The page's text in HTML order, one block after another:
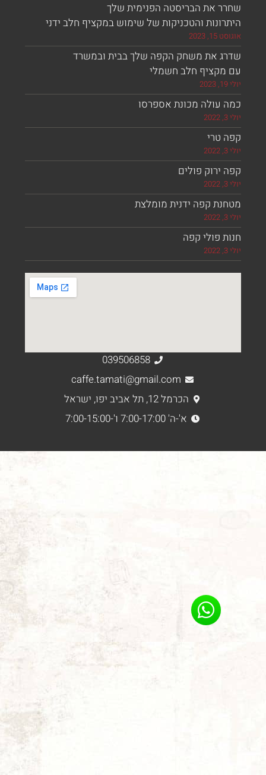
את הבריסטה הפנימית שלך
והטכניקות של שימוש במקציף חלב ידני
את משחק הקפה שלך בבית ובמשרד
חלב חשמלי
עולה מכונת אספרסו
ירוק פולים
קפה ידנית מומלצת
פולי קפה
039506858
caffe.tamati@gmail.com
הכרמל 12, תל אביב יפו, ישראל